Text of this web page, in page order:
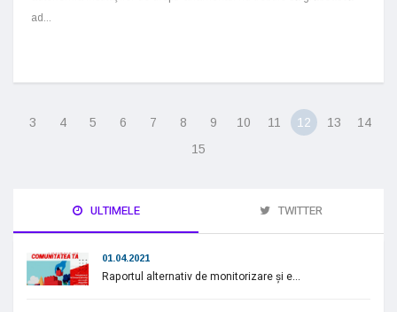
ad...
3 4 5 6 7 8 9 10 11 12 13
14
15
ULTIMELE TWITTER
01.04.2021
Raportul alternativ de monitorizare și e...